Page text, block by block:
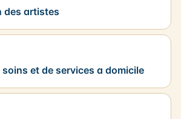
des artistes
SIMPLE
et de services a domicile
SIMPLE